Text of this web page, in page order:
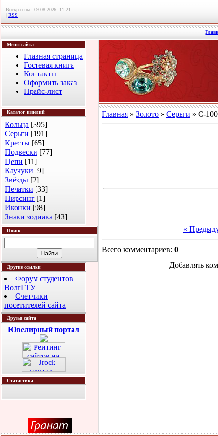
Воскресенье, 09.08.2026, 11:21
| RSS
Меню сайта
Главная страница
Гостевая книга
Контакты
Оформить заказ
Прайс-лист
Каталог изделий
Кольца [395]
Серьги [191]
Кресты [65]
Подвески [77]
Цепи [11]
Каучуки [9]
Звёзды [2]
Печатки [33]
Пирсинг [1]
Иконки [98]
Знаки зодиака [43]
Поиск
Другие ссылки
Форум студентов
ВолгГТУ
Счетчики
посетителей сайта
Друзья сайта
Ювелирный портал
Статистика
Главная » Золото » Серьги » С-
«
Всего комментариев: 0
Добавлять